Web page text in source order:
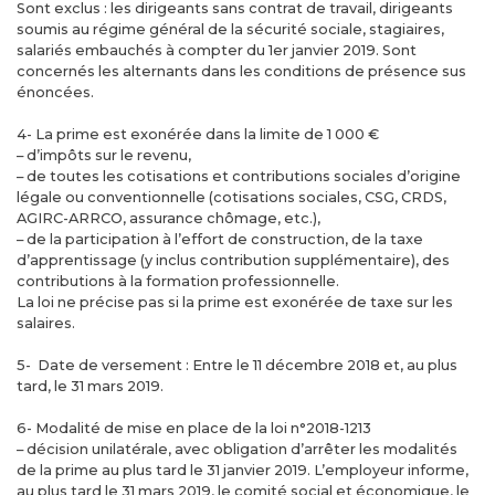
Sont exclus : les dirigeants sans contrat de travail, dirigeants
soumis au régime général de la sécurité sociale, stagiaires,
salariés embauchés à compter du 1er janvier 2019. Sont
concernés les alternants dans les conditions de présence sus
énoncées.
4- La prime est exonérée dans la limite de 1 000 €
– d’impôts sur le revenu,
– de toutes les cotisations et contributions sociales d’origine
légale ou conventionnelle (cotisations sociales, CSG, CRDS,
AGIRC-ARRCO, assurance chômage, etc.),
– de la participation à l’effort de construction, de la taxe
d’apprentissage (y inclus contribution supplémentaire), des
contributions à la formation professionnelle.
La loi ne précise pas si la prime est exonérée de taxe sur les
salaires.
5- Date de versement : Entre le 11 décembre 2018 et, au plus
tard, le 31 mars 2019.
6- Modalité de mise en place de la loi n°2018-1213
– décision unilatérale, avec obligation d’arrêter les modalités
de la prime au plus tard le 31 janvier 2019. L’employeur informe,
au plus tard le 31 mars 2019, le comité social et économique, le